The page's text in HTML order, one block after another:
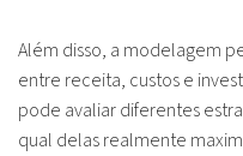
Além disso, a modelagem
entre receita, custos e
pode avaliar diferentes
qual delas realmente